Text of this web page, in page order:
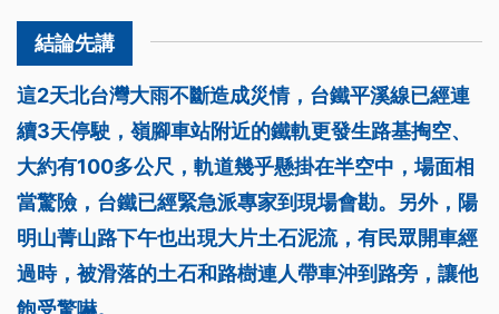
這2天北台灣大雨不斷造成災情，台鐵平溪線已經連
續3天停駛，嶺腳車站附近的鐵軌更發生路基掏空、
大約有100多公尺，軌道幾乎懸掛在半空中，場面相
當驚險，台鐵已經緊急派專家到現場會勘。另外，陽
明山菁山路下午也出現大片土石泥流，有民眾開車經
過時，被滑落的土石和路樹連人帶車沖到路旁，讓他
飽受驚嚇。